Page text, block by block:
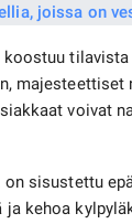
voivat
sisustettu
kehoa